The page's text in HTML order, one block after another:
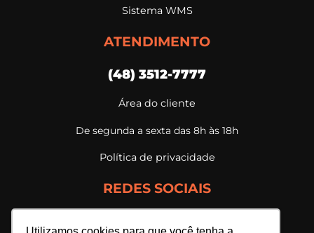
Sistema WMS
ATENDIMENTO
(48) 3512-7777
Área do cliente
De segunda a sexta das 8h às 18h
Política de privacidade
REDES SOCIAIS